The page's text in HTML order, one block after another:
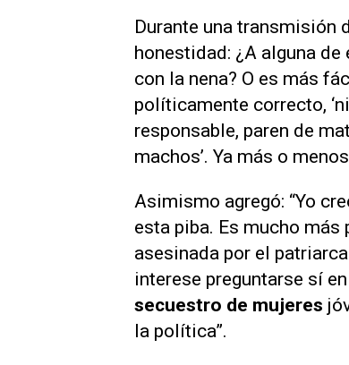
Durante una transmisión
honestidad: ¿A alguna
con la nena? O es más
políticamente correcto,
responsable, paren de
machos’. Ya más o
Asimismo agregó: “Yo
esta piba. Es mucho
asesinada por el
interese preguntarse sí
secuestro de mujeres
la política”.